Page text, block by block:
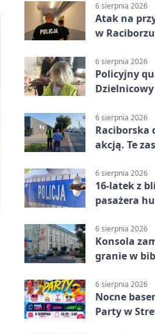
6 sierpnia 2026
Atak na
w
6 sierpnia 2026
Policyjny
6 sierpnia 2026
Raciborska
akcją. Te
6 sierpnia 2026
16-latek z
pasażera
6 sierpnia 2026
Konsola
granie w
6 sierpnia 2026
Nocne
Party w